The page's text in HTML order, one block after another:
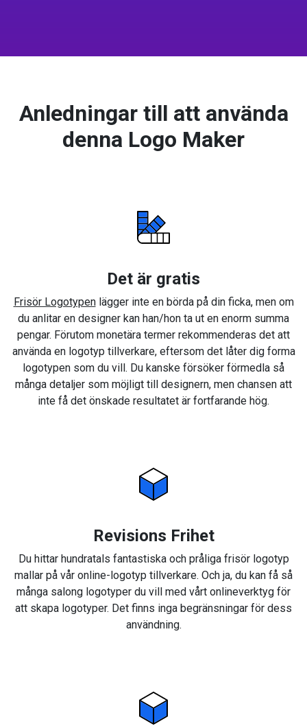
Anledningar till att använda
denna Logo Maker
Det är gratis
Frisör Logotypenlägger inte en börda på din ficka, men om
du anlitar en designer kan han/hon ta ut en enorm summa
pengar. Förutom monetära termer rekommenderas det att
använda en logotyp tillverkare, eftersom det låter dig forma
logotypen som du vill. Du kanske försöker förmedla så
många detaljer som möjligt till designern, men chansen att
inte få det önskade resultatet är fortfarande hög.
Revisions Frihet
Du hittar hundratals fantastiska och pråliga frisör logotyp
mallar på vår online-logotyp tillverkare. Och ja, du kan få så
många salong logotyper du vill med vårt onlineverktyg för
att skapa logotyper. Det finns inga begränsningar för dess
användning.